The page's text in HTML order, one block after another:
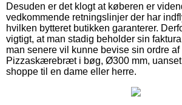
Desuden er det klogt at køberen er
vedkommende retningslinjer der har
hvilken bytteret butikken garanterer.
vigtigt, at man stadig beholder sin
man senere vil kunne bevise sin ordre
Pizzaskærebræt i bøg, Ø300 mm, uanset
shoppe til en dame eller herre.